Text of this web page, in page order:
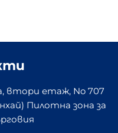
втори етаж, No 707
Пилотна зона за